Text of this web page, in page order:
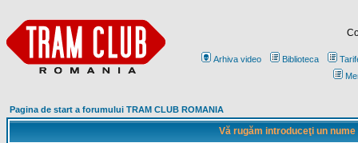
Arhiva video Biblioteca
Pagina de start a forumului TRAM CLUB ROMANIA
Vă rugăm introduceţi un